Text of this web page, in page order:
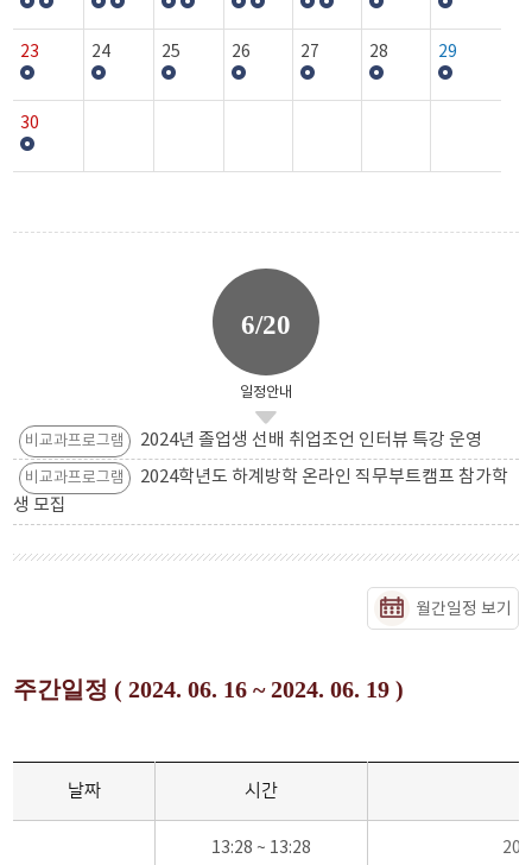
23 24 25 26 27 28 29
30
6/20
일정안내
비교과프로그램 2024년 졸업생 선배 취업조언 인터뷰 특강 운영
비교과프로그램
2024학년도 하계방학 온라인 직무부트캠프 참가학
생 모집
월간일정 보기
주간일정 ( 2024. 06. 16 ~ 2024. 06. 19 )
날짜 시간
13:28 ~ 13:28